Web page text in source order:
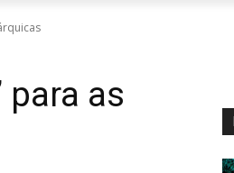
para as